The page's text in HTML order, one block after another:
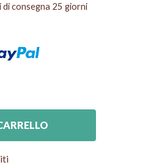
consegna 25 giorni